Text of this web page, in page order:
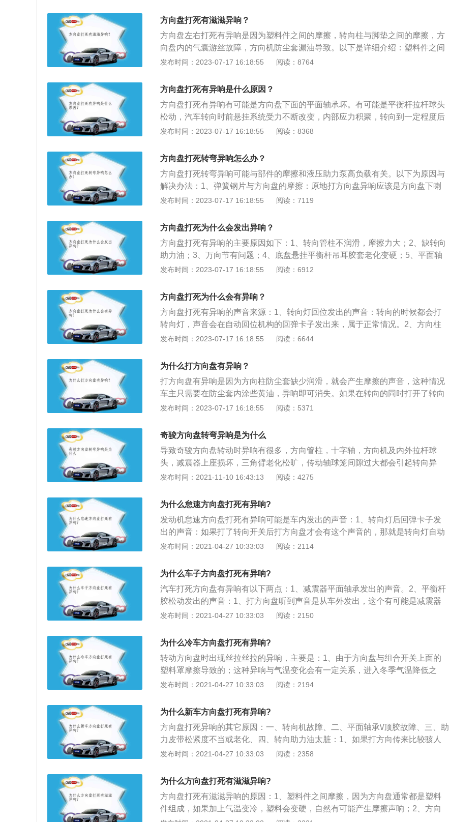
一般不超过五秒钟。阿克曼角的问题：阿克曼角过大/过小，会引起汽车内侧轮的
转向过度/不足，在轮胎抓地力不足的场景下，就会发生轮胎拖滑、跳胎、有响声
的状况。除此之外，因为某些车型在部分国家有特定版本，比如加长轴距等现
象，或改装轮胎轮毂减震，引起了阿克曼角与原底盘设计不匹配，也会导致有响
声有。有这种状况，不用去4S店检测，车轮胎跑热了就会消除这种现象。
方向盘打死有滋滋异响？
方向盘左右打死有异响是因为塑料件之间的摩擦，转向柱与脚垫之间的摩擦，方
向盘内的气囊游丝故障，方向机防尘套漏油导致。以下是详细介绍：塑料件之间
的摩擦：方向盘由各种塑料件组成，方向盘在转动的时候，如果相互间隙太小总
安装的脚垫太大，与转向柱有着直接的接触，随着转向柱的转动就会产生摩擦，
把脚垫的位置调整一下或者更换脚垫即可。方向盘内的气囊游丝故障：可能是气
囊游丝断裂或者气囊游丝插头没插，更换或者固定即可。方向机防尘套漏油：更
换防尘套或者重新打黄油即可解决。
发布时间：2023-07-17 16:18:55 阅读：8764
方向盘打死有异响是什么原因？
方向盘打死有异响有可能是方向盘下面的平面轴承坏。有可能是平衡杆拉杆球头
松动，汽车转向时前悬挂系统受力不断改变，内部应力积聚，转向到一定程度后
应力增加导致球头松动处发生瞬间位移产生震动和异响。以下是更多内容介绍：
的平面轴承坏掉，平面轴承又叫压力轴承，在前减震顶端与车身连接部位，其工
作原理是汽车转向时减震器随着车轮转动，而减震器和车体之间就需要平面轴承
来完成转动。出现这种异响要及时的去检查维修，否则最终可能会导致方向盘不
能转动。方向盘转动到一定程度时出现异响：出现这种情况应该是平衡杆拉杆球
头松动，汽车转向时前悬挂系统受力不断改变，内部应力积聚，转向到一定程度
状态下打方向时转向系统和悬挂系统受力最大，当转向角度增加到一定程度后这
个应力导致松动部位发生滑移从而产生震动。
发布时间：2023-07-17 16:18:55 阅读：8368
方向盘打死转弯异响怎么办？
方向盘打死转弯异响可能与部件的摩擦和液压助力泵高负载有关。以下为原因与
解决办法：1、弹簧钢片与方向盘的摩擦：原地打方向盘异响应该是方向盘下喇
叭线传导弹簧钢片摩擦方向盘的声音，通常声音来自车内。解决办法：在弹簧钢
液压助力转向，当方向盘打死时，液压助力泵处于高负载状况，就会有响声。解
决办法：正常现象。
发布时间：2023-07-17 16:18:55 阅读：7119
方向盘打死为什么会发出异响？
方向盘打死有异响的主要原因如下：1、转向管柱不润滑，摩擦力大；2、缺转向
助力油；3、万向节有问题；4、底盘悬挂平衡杆吊耳胶套老化变硬；5、平面轴
承出现故障。拓展资料：正确打方向盘的方法步骤：1、避免原地转动方向盘，
用。2、当车辆停稳之后，应当将方向盘回到正中位置，避免悬挂系统和轮胎承
受负荷。3、需要调头的时候，尽量避免方向盘打到死点的位置。
发布时间：2023-07-17 16:18:55 阅读：6912
方向盘打死为什么会有异响？
方向盘打死有异响的声音来源：1、转向灯回位发出的声音：转向的时候都会打
转向灯，声音会在自动回位机构的回弹卡子发出来，属于正常情况。2、方向柱
防尘套发出的异响：在方向柱防尘套去烧润滑油的情况下就会发出类似的声音，
气囊游丝造成，具体表现在缺少机油或者配件损坏，需要注意的是更换坏的配件
时要拔掉安全囊保险丝，防止安全气囊弹出。4、减震器平面轴承发出异响：减
震器的平面轴承缺油也会发出此类声音，检查方法位打开车头盖听声音来源是否
是来自减震器顶座。5、平衡杆发出的异响：平衡杆胶出现松动或损坏也会发出
此类声音，这种情况下不仅仅出现在打方向的时候，路况不好也会出现。
发布时间：2023-07-17 16:18:55 阅读：6644
为什么打方向盘有异响？
打方向盘有异响是因为方向柱防尘套缺少润滑，就会产生摩擦的声音，这种情况
车主只需要在防尘套内涂些黄油，异响即可消失。如果在转向的同时打开了转向
灯，这个声音有可能是转向灯自动回位机构的回弹卡子发出的声音，这种情况需
操纵行驶方向的轮状装置。方向盘的功能是将驾驶员作用到转向盘边缘上的力转
变为转矩后传递给转向轴，其主要由骨架、发泡和主驾驶气囊DAB对应的安装卡
扣或螺钉孔等构成。
发布时间：2023-07-17 16:18:55 阅读：5371
奇骏方向盘转弯异响是为什么
导致奇骏方向盘转动时异响有很多，方向管柱，十字轴，方向机及内外拉杆球
头，减震器上座损坏，三角臂老化松旷，传动轴球笼间隙过大都会引起转向异
响。建议到4S店进行维修检查。正确打方向盘的方法：1、避免原地转动方向
尔使用。2、当车辆停稳之后，应当将方向盘回到正中位置，避免悬挂系统和轮
胎承受负荷。3、需要调头的时候，尽量避免方向盘打到死点的位置。方向盘异
响原因和处理方法：1、转向横拉杆球头老化、有旷量。更换转向横拉杆球头，
且做四轮定位。2、方向机防尘套漏油。更换防尘套或者重新打黄油。3、转向机
故障。可能是转向机配合齿轮间隙过大造成的，需要更换转向机。4、助力皮带
发布时间：2021-11-10 16:43:13 阅读：4275
为什么怠速方向盘打死有异响?
发动机怠速方向盘打死有异响可能是车内发出的声音：1、转向灯后回弹卡子发
出的声音：如果打了转向开关后打方向盘才会有这个声音的，那就是转向灯自动
回位机构的回弹卡子发出的声音，这个声音是正常的。你顺打方向盘就会疙瘩一
卡位，所以才会出现这个声音。只要你关了转向灯这个声音就会消失；2、方向
柱防尘套发出的响声：不管你原地或是行车只要打方向盘就会听到声音是从方向
盘下面传来的，就要检查一下方向柱防尘套，一但方向柱防尘套缺少润滑就会产
生干摩擦的声音，你只要在防尘套内涂些黄油这个声音就会消失；3、气囊游丝
干涉发出的声音：在打方向时，声音是从方向盘里面发出来的，这个问题多数是
如果还响就更换气囊游丝了，因为气囊游丝损坏了。
发布时间：2021-04-27 10:33:03 阅读：2114
为什么车子方向盘打死有异响?
汽车打死方向盘有异响有以下两点：1、减震器平面轴承发出的声音。2、平衡杆
胶松动发出的声音：1、打方向盘听到声音是从车外发出，这个有可能是减震器
的平面轴承缺油发出的声音的，只要打开车头盖听一下声音是不是从减震器顶座
轴承发响，可以在平面轴承上涂些黄油，如果涂后还是响，就只能更换了；2、
声音不是从减震器的平面轴承发出的，就要检查一下平衡杆胶有没有出现松动或
损坏的现像，平衡杆胶松动、损坏不但会在打方向时响，在过不平路面时也会发
出响声，平衡杆胶松动是可以通过加垫片的方式来解决的，如果损坏就只能更换
了；3、减震器平面轴承发出的声音打方向盘听到声音是多车外发出的，这个有
是从减震器顶座的位置发出，这样就知道是不是减震器的平面轴承发出的声音
了，减震器的平面轴承发响，你可以在平面轴承上涂些黄油。
发布时间：2021-04-27 10:33:03 阅读：2150
为什么冷车方向盘打死有异响?
转动方向盘时出现丝拉丝拉的异响，主要是：1、由于方向盘与组合开关上面的
塑料罩摩擦导致的；这种异响与气温变化会有一定关系，进入冬季气温降低之
后，这个异响会更加明显，因为气温降低后塑料会变硬，所以摩擦时就会出现一
是比较常见的，根据经验分享一些解决汽车异响的方法；如果车辆行驶时，一踩
刹车就出现吱吱响，说明刹车片磨损到了极限，已经开始磨到刹车盘了，这时应
该尽快去修理厂进行检修，尽快查明吱吱响原因，不要再强行开车了。平常自己
也应该养成定期检查刹车片的习惯，看看四个轮子的刹车片是否磨损正常，有没
有异常磨损的；3、有时候汽车皮带松了，会出现吱吱响的情况，应该到维修店
适度才行。自己可以用手拽一拽皮带，感觉过松或者过紧时再找修理厂检修比较
稳妥；
发布时间：2021-04-27 10:33:03 阅读：2194
为什么新车方向盘打死有异响?
方向盘打死异响的其它原因：一、转向机故障、二、平面轴承\/顶胶故障、三、助
力皮带松紧度不当或老化、四、转向助力油太脏：1、如果打方向传来比较骇人
的“咯噔咯噔”的异响，有可能是转向机配合齿轮间隙过大造成的，需要更换转向
障，需要更换，对于机械液压助力，如果助力皮带松紧不当或者老化，就会传来
异响声，调整皮带松紧度或者更换皮带，如果助力油太脏会增加助力系统的压
力，助力泵就会传来“嗡嗡嗡”的异响声，因此要及时更换转向助力油；2、其实这
个异响和液压助力系统的工作流程有关系，发动机提供动力到助力泵，助力泵工
发布时间：2021-04-27 10:33:03 阅读：2358
为什么方向盘打死有滋滋异响?
方向盘打死有滋滋异响的原因：1、塑料件之间摩擦，因为方向盘通常都是塑料
件组成，如果加上气温变冷，塑料会变硬，自然有可能产生摩擦声响；2、方向